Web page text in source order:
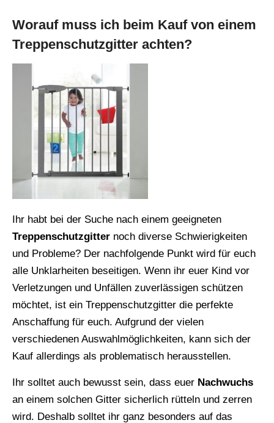
Worauf muss ich beim Kauf von einem
Treppenschutzgitter achten?
Ihr habt bei der Suche nach einem geeigneten
Treppenschutzgitter noch diverse Schwierigkeiten
und Probleme? Der nachfolgende Punkt wird für euch
alle Unklarheiten beseitigen. Wenn ihr euer Kind vor
Verletzungen und Unfällen zuverlässigen schützen
möchtet, ist ein Treppenschutzgitter die perfekte
Anschaffung für euch. Aufgrund der vielen
verschiedenen Auswahlmöglichkeiten, kann sich der
Kauf allerdings als problematisch herausstellen.
Ihr solltet auch bewusst sein, dass euer Nachwuchs
an einem solchen Gitter sicherlich rütteln und zerren
wird. Deshalb solltet ihr ganz besonders auf das